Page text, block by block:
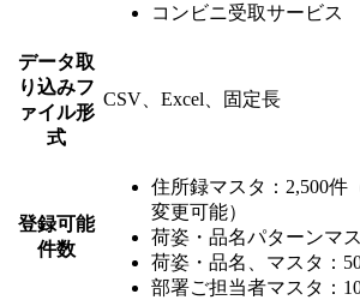
コンビニ受取サービス
データ取
り込みフ
ァイル形
式
CSV、Excel、固定長
登録可能
件数
住所録マスタ：2,500件
変更可能）
荷姿・品名パターンマ
荷姿・品名、マスタ：
部署ご担当者マスタ：